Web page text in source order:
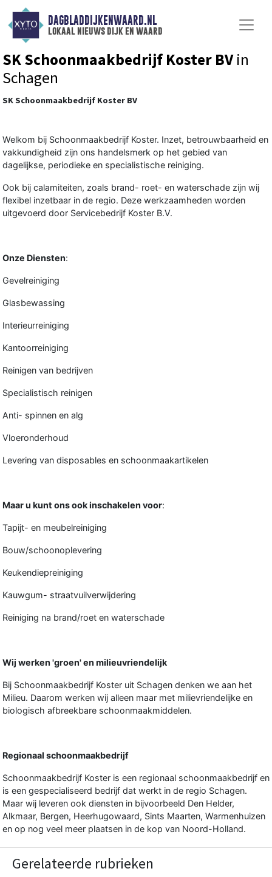
DAGBLADDIJKENWAARD.NL
lokaal nieuws dijk en waard
SK Schoonmaakbedrijf Koster BVin
Schagen
SK Schoonmaakbedrijf Koster BV
Welkom bij Schoonmaakbedrijf Koster. Inzet, betrouwbaarheid en
vakkundigheid zijn ons handelsmerk op het gebied van
dagelijkse, periodieke en specialistische reiniging.
Ook bij calamiteiten, zoals brand- roet- en waterschade zijn wij
flexibel inzetbaar in de regio. Deze werkzaamheden worden
uitgevoerd door Servicebedrijf Koster B.V.
Onze Diensten:
Gevelreiniging
Glasbewassing
Interieurreiniging
Kantoorreiniging
Reinigen van bedrijven
Specialistisch reinigen
Anti- spinnen en alg
Vloeronderhoud
Levering van disposables en schoonmaakartikelen
Maar u kunt ons ook inschakelen voor:
Tapijt- en meubelreiniging
Bouw/schoonoplevering
Keukendiepreiniging
Kauwgum- straatvuilverwijdering
Reiniging na brand/roet en waterschade
Wij werken 'groen' en milieuvriendelijk
Bij Schoonmaakbedrijf Koster uit Schagen denken we aan het
Milieu. Daarom werken wij alleen maar met milievriendelijke en
biologisch afbreekbare schoonmaakmiddelen.
Regionaal schoonmaakbedrijf
Schoonmaakbedrijf Koster is een regionaal schoonmaakbedrijf en
is een gespecialiseerd bedrijf dat werkt in de regio Schagen.
Maar wij leveren ook diensten in bijvoorbeeld Den Helder,
Alkmaar, Bergen, Heerhugowaard, Sints Maarten, Warmenhuizen
en op nog veel meer plaatsen in de kop van Noord-Holland.
Gerelateerde rubrieken